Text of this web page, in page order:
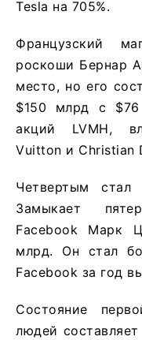
Tesla на 705%.
Французский
роскоши Бернар
место, но его
$150 млрд с
акций LVMH,
Vuitton и Christian
Четвертым
Замыкает
Facebook Марк
млрд. Он стал
Facebook за год
Состояние
людей